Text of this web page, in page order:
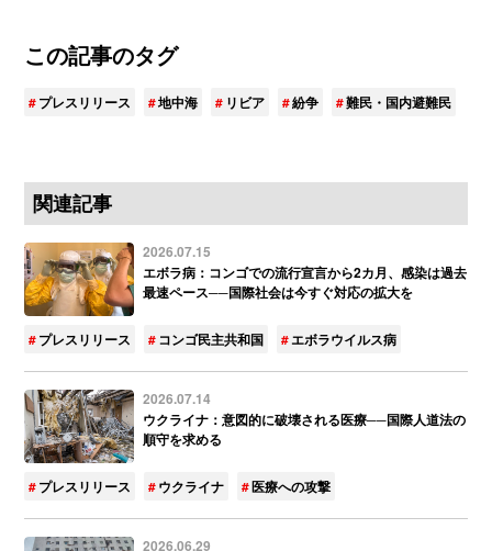
この記事のタグ
プレスリリース 地中海 リビア 紛争 難民・国内避難民
関連記事
2026.07.15
エボラ病：コンゴでの流行宣言から2カ月、感染は過去
最速ペース──国際社会は今すぐ対応の拡大を
プレスリリース コンゴ民主共和国 エボラウイルス病
2026.07.14
ウクライナ：意図的に破壊される医療──国際人道法の
順守を求める
プレスリリース ウクライナ 医療への攻撃
2026.06.29